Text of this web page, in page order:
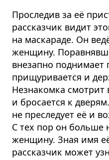
Проследив за её
рассказчик видит
на маскараде. Он
женщину.
внезапно поднимает
прищуривается и
Незнакомка смотрит
и бросается к
не преследует её и
С тех пор он больше
женщину. Зная имя
рассказчик может